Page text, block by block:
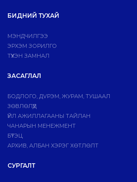
БИДНИЙ ТУХАЙ
МЭНДЧИЛГЭЭ
ЭРХЭМ ЗОРИЛГО
ТҮҮХЭН ЗАМНАЛ
ЗАСАГЛАЛ
БОДЛОГО, ДVРЭМ, ЖУРАМ, ТУШААЛ
ЗӨВЛӨЛҮҮД
ҮЙЛ АЖИЛЛАГААНЫ ТАЙЛАН
ЧАНАРЫН МЕНЕЖМЕНТ
БҮТЭЦ
АРХИВ, АЛБАН ХЭРЭГ ХӨТЛӨЛТ
СУРГАЛТ